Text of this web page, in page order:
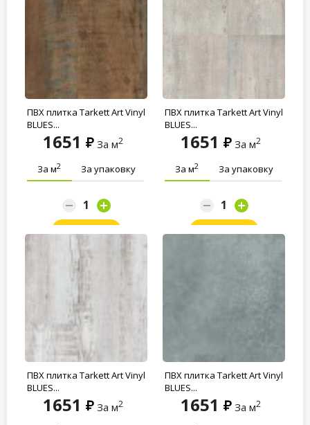
ПВХ плитка Tarkett Art Vinyl
BLUES...
1651 За м2
За м2 За упаковку
Заказать
ПВХ плитка Tarkett Art Vinyl
BLUES...
1651 За м2
За м2 За упаковку
Заказать
ПВХ плитка Tarkett Art Vinyl
BLUES...
1651 За м2
ПВХ плитка Tarkett Art Vinyl
BLUES...
1651 За м2